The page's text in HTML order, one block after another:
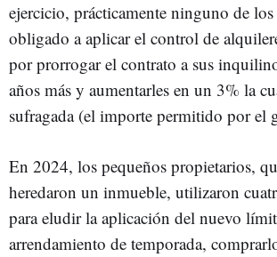
ejercicio, prácticamente ninguno de
obligado a aplicar el control de
por prorrogar el contrato a sus
años más y aumentarles en un 3% la
sufragada (el importe permitido por el
En 2024, los pequeños propietarios,
heredaron un inmueble, utilizaron
para eludir la aplicación del nuevo
arrendamiento de temporada,